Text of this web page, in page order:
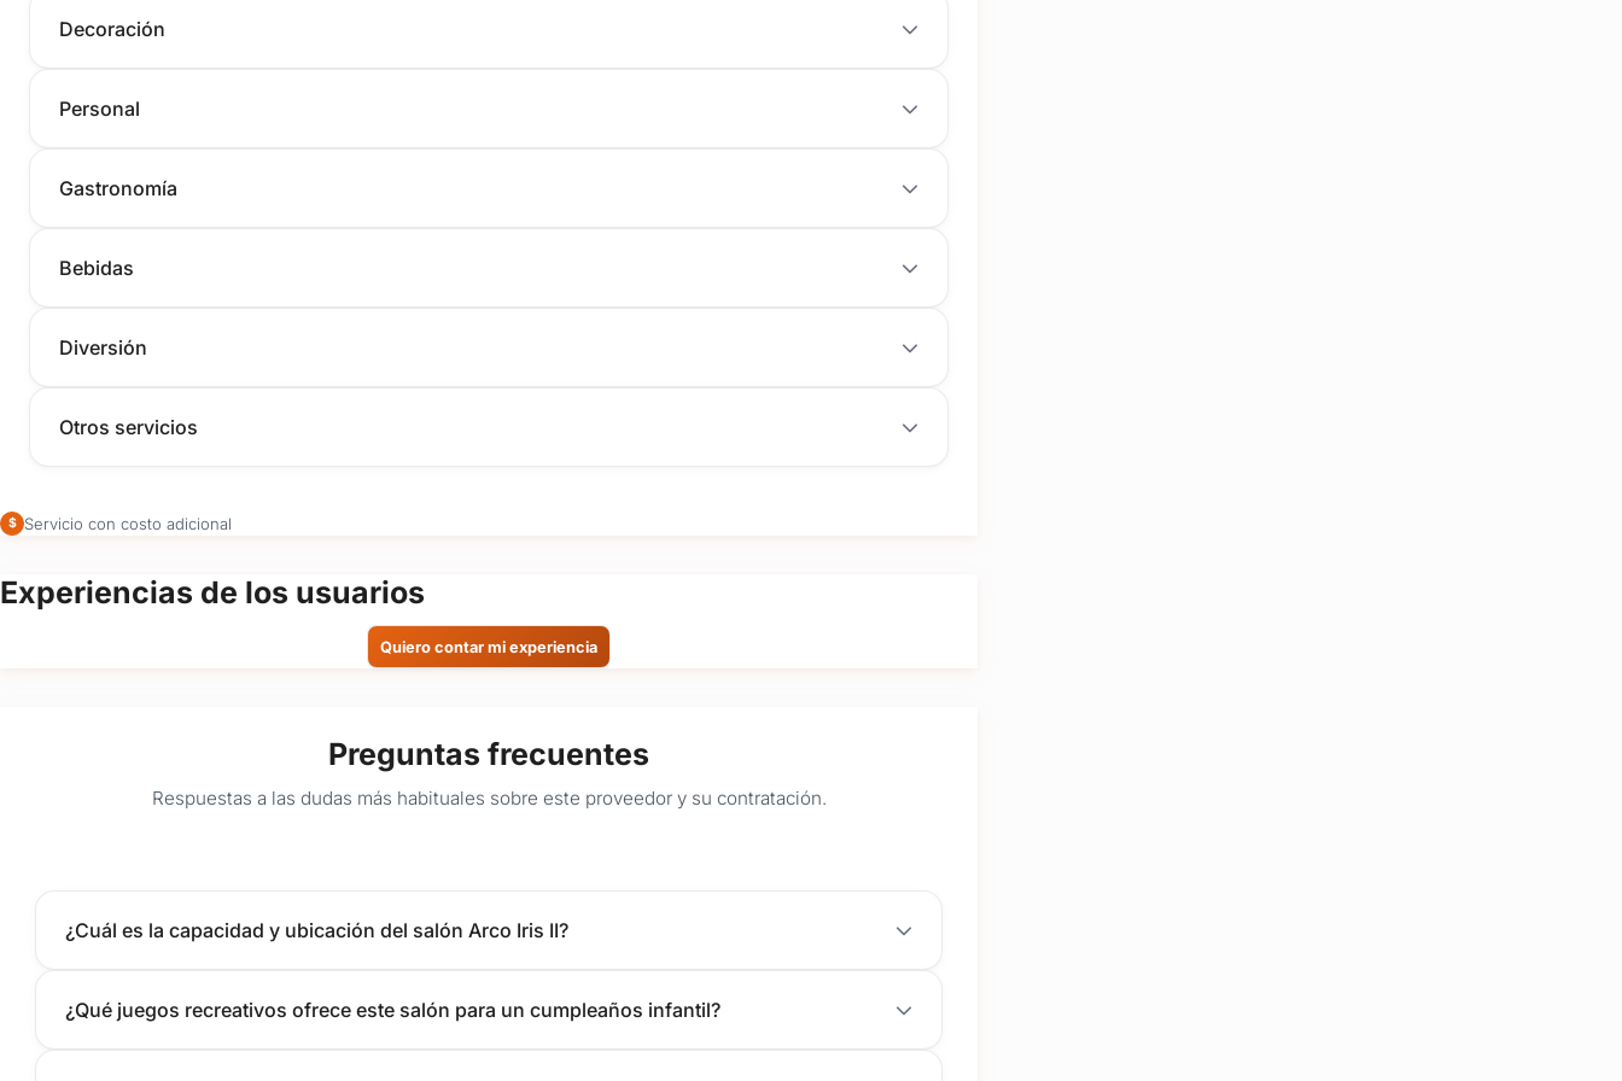
Decoración
Personal
Gastronomía
Bebidas
Diversión
Otros servicios
$ Servicio con costo adicional
Experiencias de los usuarios
Quiero contar mi experiencia
Preguntas frecuentes
Respuestas a las dudas más habituales sobre este proveedor y su contratación.
¿Cuál es la capacidad y ubicación del salón Arco Iris II?
¿Qué juegos recreativos ofrece este salón para un cumpleaños infantil?